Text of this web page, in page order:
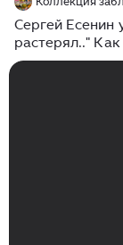
Сергей Есенин
растерял.."
поэта